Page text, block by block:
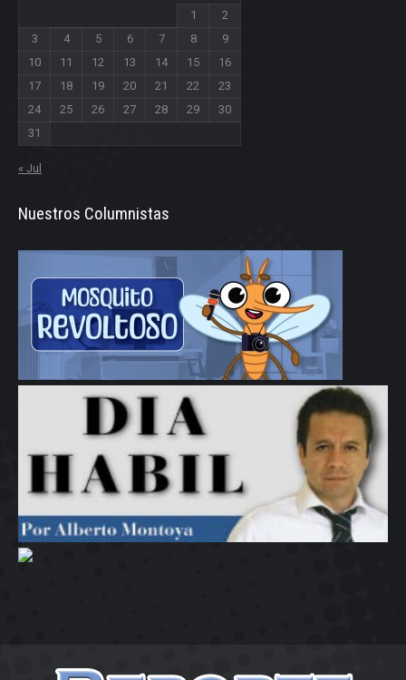
1
2
3
4 5 6 7 8
9
10
11 12 13 14 15
16
17
18 19 20 21 22
23
24
25 26 27 28 29
30
31
« Jul
Nuestros Columnistas